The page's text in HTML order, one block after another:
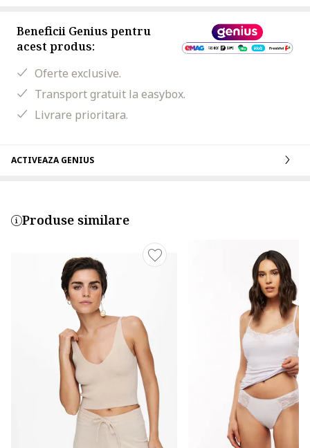
Beneficii Genius pentru
acest produs:
Oferte exclusive.
Transport gratuit la easybox.
Livrare prioritara.
ACTIVEAZA GENIUS
Produse similare